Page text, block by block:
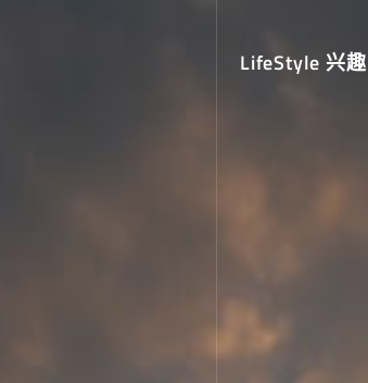
LifeStyle 兴趣